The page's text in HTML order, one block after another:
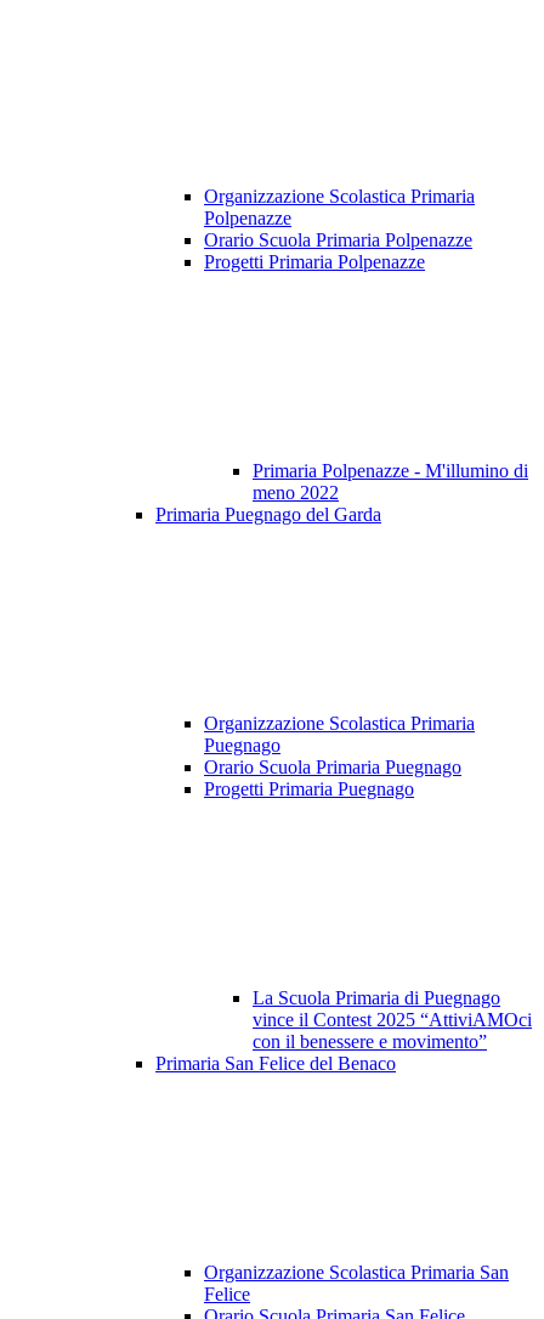
Organizzazione Scolastica Primaria
Polpenazze
Orario Scuola Primaria Polpenazze
Progetti Primaria Polpenazze
Primaria Polpenazze - M'illumino di
meno 2022
Primaria Puegnago del Garda
Organizzazione Scolastica Primaria
Puegnago
Orario Scuola Primaria Puegnago
Progetti Primaria Puegnago
La Scuola Primaria di Puegnago
vince il Contest 2025 “AttiviAMOci
con il benessere e movimento”
Primaria San Felice del Benaco
Organizzazione Scolastica Primaria San
Felice